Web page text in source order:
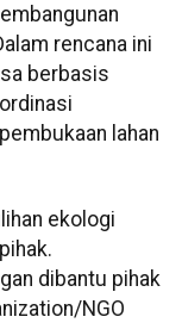
rencana ini
berbasis
lahan
ekologi
dibantu pihak
NGO